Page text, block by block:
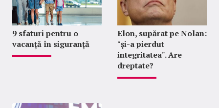
9 sfaturi pentru o
vacanță în siguranță
Elon, supărat pe Nolan:
"şi-a pierdut
integritatea". Are
dreptate?